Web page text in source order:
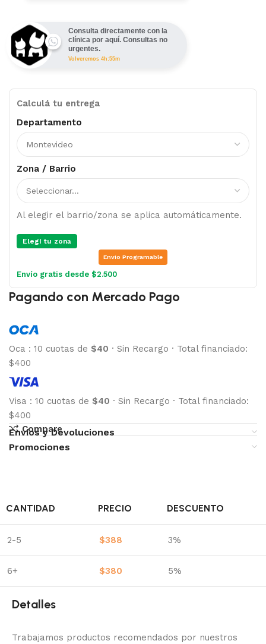
Consulta directamente con la
clínica por aquí. Consultas no
urgentes.
Volveremos 4h:55m
Calculá tu entrega
Departamento
Zona / Barrio
Al elegir el barrio/zona se aplica automáticamente.
Elegí tu zona
Envio Programable
Envío gratis desde $2.500
Pagando con Mercado Pago
Oca : 10 cuotas de $40 · Sin Recargo · Total financiado:
$400
Visa : 10 cuotas de $40 · Sin Recargo · Total financiado:
$400
Compare
Envíos y Devoluciones
Promociones
CANTIDAD PRECIO DESCUENTO
2-5 $388 3%
6+ $380 5%
Detalles
Trabajamos productos recomendados por nuestros